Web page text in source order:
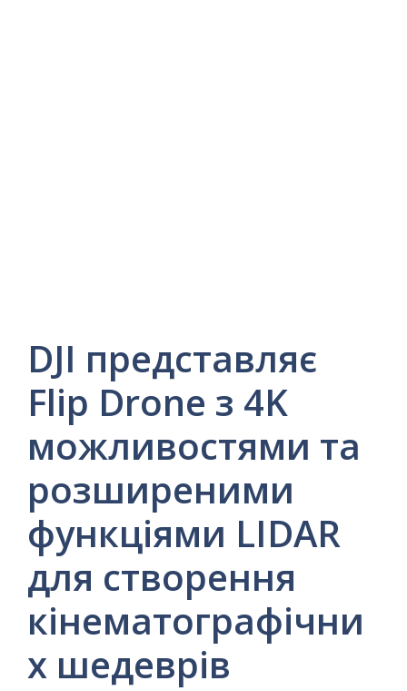
DJI представляє
Flip Drone з 4K
можливостями та
розширеними
функціями LIDAR
для створення
кінематографічни
х шедеврів